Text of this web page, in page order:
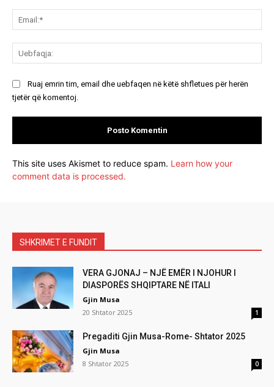
Ruaj emrin tim, email dhe uebfaqen në këtë shfletues për herën
tjetër që komentoj.
This site uses Akismet to reduce spam. Learn how your
comment data is processed.
SHKRIMET E FUNDIT
VERA GJONAJ – NJË EMËR I NJOHUR I
DIASPORËS SHQIPTARE NË ITALI
Gjin Musa
20 Shtator 2025
1
Pregaditi Gjin Musa-Rome- Shtator 2025
Gjin Musa
8 Shtator 2025
0